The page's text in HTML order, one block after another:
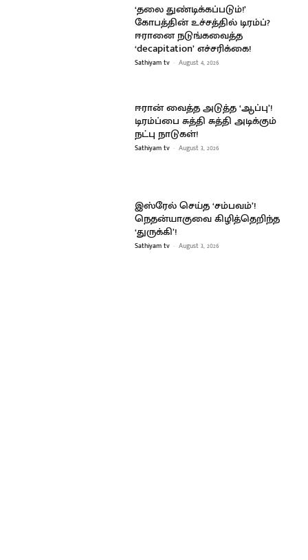
‘தலை துண்டிக்கப்படும்!’
கோபத்தின் உச்சத்தில் டிரம்ப்?
ஈரானை நடுங்கவைத்த
‘decapitation’ எச்சரிக்கை!
Sathiyam tv - August 4, 2026
ஈரான் வைத்த அடுத்த ‘ஆப்பு’!
டிரம்ப்பை சுத்தி சுத்தி அடிக்கும்
நட்பு நாடுகள்!
Sathiyam tv - August 3, 2026
இஸ்ரேல் செய்த ‘சம்பவம்’!
நெதன்யாகுவை கிழித்தெறிந்த
‘துருக்கி’!
Sathiyam tv - August 3, 2026